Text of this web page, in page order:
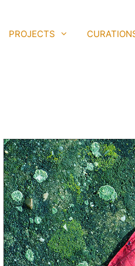
PROJECTS